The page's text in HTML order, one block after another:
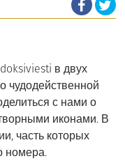
в двух
чудодейственной
с нами о
иконами. В
часть которых
номера.